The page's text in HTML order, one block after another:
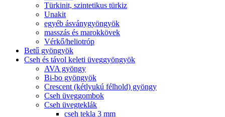
Türkinit, szintetikus türkiz
Unakit
egyéb ásványgyöngyök
masszás és marokkövek
Vérkő/heliotróp
Betű gyöngyök
Cseh és távol keleti üveggyöngyök
AVA gyöngy
Bi-bo gyöngyök
Crescent (kétlyukú félhold) gyöngy
Cseh üveggombok
Cseh üvegteklák
cseh tekla 3 mm